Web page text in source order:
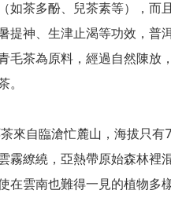
如茶多酚、兒茶素等），而
提神、生津止渴等功效，普
毛茶為原料，經過自然陳放
。
霧繚繞，亞熱帶原始森林裡
在雲南也難得一見的植物多